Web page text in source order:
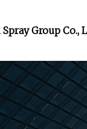
Group Co.,